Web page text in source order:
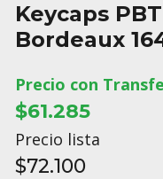
Keycaps
Bordeaux
Precio con
$61.285
Precio lista
$72.100